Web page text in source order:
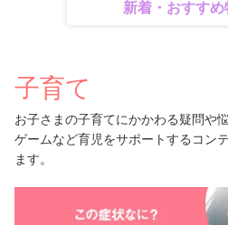
新着・おすす
子育て
お子さまの子育てにかかわる疑問や
ゲームなど育児をサポートするコン
ます。